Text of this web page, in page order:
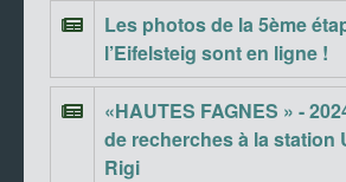
Les photos de la 5ème
l’Eifelsteig sont en ligne !
«HAUTES FAGNES » -
de recherches à la station
Rigi